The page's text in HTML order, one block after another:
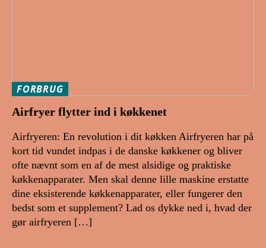
FORBRUG
Airfryer flytter ind i køkkenet
Airfryeren: En revolution i dit køkken Airfryeren har på
kort tid vundet indpas i de danske køkkener og bliver
ofte nævnt som en af de mest alsidige og praktiske
køkkenapparater. Men skal denne lille maskine erstatte
dine eksisterende køkkenapparater, eller fungerer den
bedst som et supplement? Lad os dykke ned i, hvad der
gør airfryeren […]